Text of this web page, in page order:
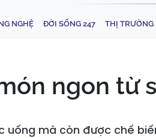
NGHỆ ĐỜI SỐNG 247 THỊ TRƯỜNG
ngon từ
uống mà còn được chế